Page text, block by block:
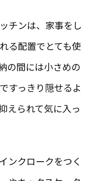
チンは、家事をし
る配置でとても使
の間には小さめの
すっきり隠せるよ
えられて気に入っ
ンクロークをつく